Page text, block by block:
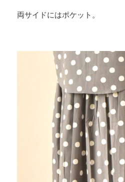
両サイドにはポケット。